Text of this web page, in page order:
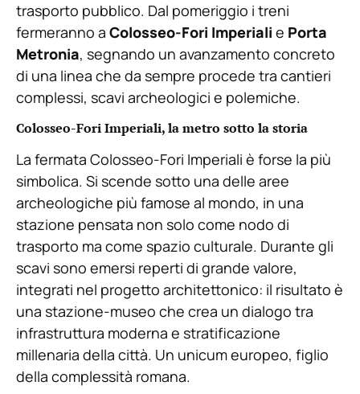
trasporto pubblico. Dal pomeriggio i treni
fermeranno a Colosseo-Fori Imperiali e Porta
Metronia, segnando un avanzamento concreto
di una linea che da sempre procede tra cantieri
complessi, scavi archeologici e polemiche.
Colosseo-Fori Imperiali, la metro sotto la storia
La fermata Colosseo-Fori Imperiali è forse la più
simbolica. Si scende sotto una delle aree
archeologiche più famose al mondo, in una
stazione pensata non solo come nodo di
trasporto ma come spazio culturale. Durante gli
scavi sono emersi reperti di grande valore,
integrati nel progetto architettonico: il risultato è
una stazione-museo che crea un dialogo tra
infrastruttura moderna e stratificazione
millenaria della città. Un unicum europeo, figlio
della complessità romana.